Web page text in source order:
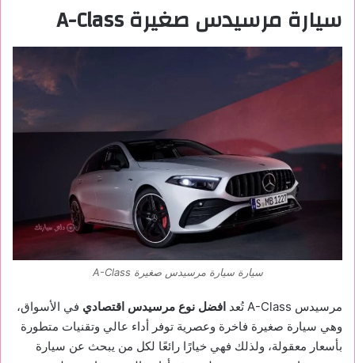
سيارة مرسيدس صغيرة A-Class
سيارة سيارة مرسيدس صغيرة A-Class
مرسيدس A-Class تُعد افضل نوع مرسيدس اقتصادي في الأسواق،
وهي سيارة صغيرة فاخرة وعصرية توفر أداء عالي وتقنيات متطورة
بأسعار معقولة، ولذلك فهي خيارًا رائعًا لكل من يبحث عن سيارة